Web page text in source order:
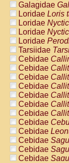
Galagidae
Loridae Loris
Loridae
Loridae
Loridae
Tarsiidae
Cebidae
Cebidae
Cebidae
Cebidae
Cebidae
Cebidae
Cebidae
Cebidae
Cebidae
Cebidae
Cebidae
Cebidae